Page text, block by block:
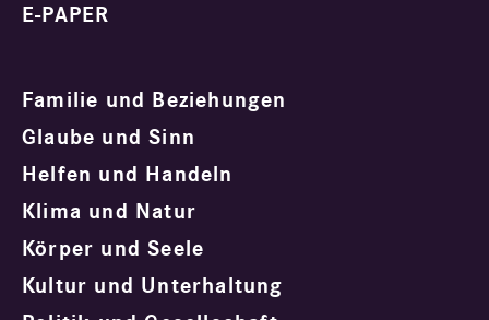
E-PAPER
Familie und Beziehungen
Glaube und Sinn
Helfen und Handeln
Klima und Natur
Körper und Seele
Kultur und Unterhaltung